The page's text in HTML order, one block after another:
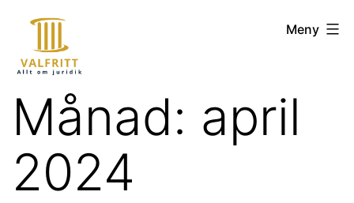
Hoppa
innehåll
valfritt.se Meny
Månad: april
2024